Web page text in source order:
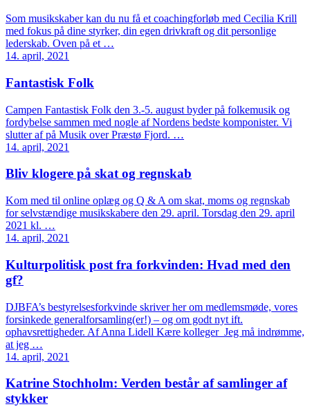
Som musikskaber kan du nu få et coachingforløb med Cecilia Krill
med fokus på dine styrker, din egen drivkraft og dit personlige
lederskab. Oven på et …
14. april, 2021
Fantastisk Folk
Campen Fantastisk Folk den 3.-5. august byder på folkemusik og
fordybelse sammen med nogle af Nordens bedste komponister. Vi
slutter af på Musik over Præstø Fjord. …
14. april, 2021
Bliv klogere på skat og regnskab
Kom med til online oplæg og Q & A om skat, moms og regnskab
for selvstændige musikskabere den 29. april. Torsdag den 29. april
2021 kl. …
14. april, 2021
Kulturpolitisk post fra forkvinden: Hvad med den
gf?
DJBFA’s bestyrelsesforkvinde skriver her om medlemsmøde, vores
forsinkede generalforsamling(er!) – og om godt nyt ift.
ophavsrettigheder. Af Anna Lidell Kære kolleger Jeg må indrømme,
at jeg …
14. april, 2021
Katrine Stochholm: Verden består af samlinger af
stykker